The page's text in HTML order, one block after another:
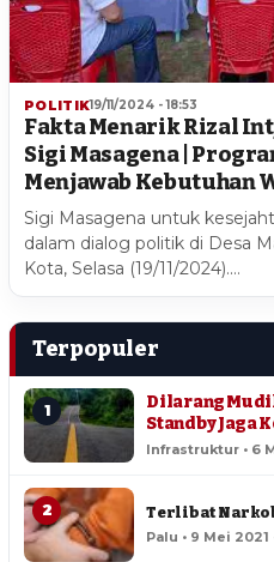
POLITIK19/11/2024 - 18:53
Fakta Menarik Rizal
Sigi Masagena |
Menjawab Kebutuhan
Sigi Masagena untuk
dalam dialog politik di Desa
Kota, Selasa (19/11/2024).…
Terpopuler
1
Dilarang
Standby Jaga
Infrastruktur • 6
2 Terlibat
Palu • 9 Mei